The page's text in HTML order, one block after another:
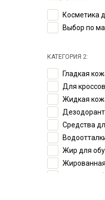
Шелк
125 ml
150 ml
250 ml
Косметика
Выбор по
КАТЕГОРИЯ 2:
Гладкая
Для
Жидкая
Средства
Жир для